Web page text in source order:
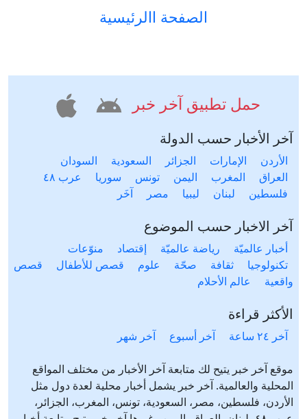
الصفحة االرئيسية
حمل تطبيق آخر خبر
آخر الأخبار حسب الدولة
الأردن الإمارات الجزائر السعودية
السودان
العراق
المغرب اليمن تونس سوريا
عرب ٤٨
فلسطين
لبنان ليبيا مصر آخَر
آخر الاخبار حسب الموضوع
أخبار عالميّة رياضة عالميّة إقتصاد
منوّعات
تكنولوجيا
ثقافة صحّة علوم قصص للأطفال
قصص
واقعية
عالم الأحلام
الأكثر قراءة
آخر ٢٤ ساعة آخر أسبوع آخر شهر
موقع آخر خبر يتيح لك متابعة آخر الأخبار من مختلف المواقع
المحلية والعالمية. آخر خبر يشمل أخبار محلية لعدة دول مثل
الأردن، فلسطين، مصر، السعودية، تونس، المغرب، الجزائر،